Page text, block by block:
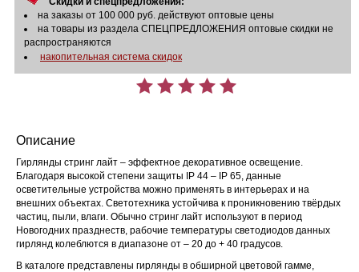
на заказы от 100 000 руб. действуют оптовые цены
на товары из раздела СПЕЦПРЕДЛОЖЕНИЯ оптовые скидки не
распространяются
накопительная система скидок
Описание
Гирлянды стринг лайт – эффектное декоративное освещение.
Благодаря высокой степени защиты IP 44 – IP 65, данные
осветительные устройства можно применять в интерьерах и на
внешних объектах. Светотехника устойчива к проникновению твёрдых
частиц, пыли, влаги. Обычно стринг лайт используют в период
Новогодних празднеств, рабочие температуры светодиодов данных
гирлянд колеблются в диапазоне от – 20 до + 40 градусов.
В каталоге представлены гирлянды в обширной цветовой гамме,